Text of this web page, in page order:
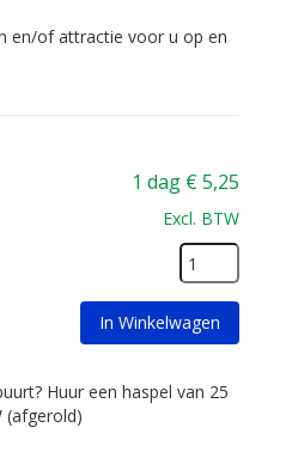
en/of attractie voor u op en
1 dag €5,25
Excl. BTW
In Winkelwagen
Huur een haspel van 25
(afgerold)